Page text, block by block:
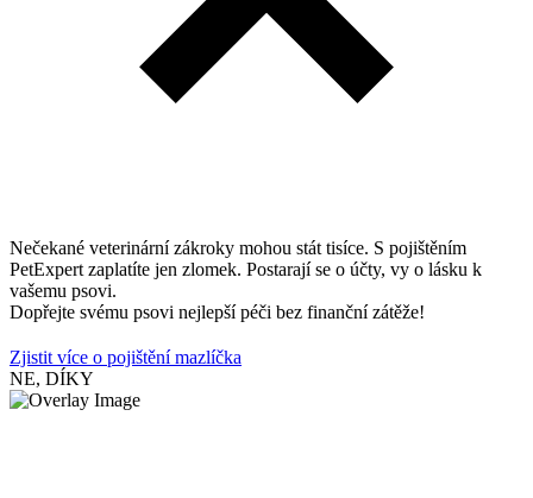
Nečekané veterinární zákroky mohou stát tisíce. S pojištěním
PetExpert zaplatíte jen zlomek. Postarají se o účty, vy o lásku k
vašemu psovi.
Dopřejte svému psovi nejlepší péči bez finanční zátěže!
Zjistit více o pojištění mazlíčka
NE, DÍKY